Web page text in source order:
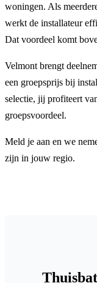
woningen. Als
werkt de installateur
Dat voordeel komt
Velmont brengt
een groepsprijs bij
selectie, jij profiteert
groepsvoordeel.
Meld je aan en we
zijn in jouw regio.